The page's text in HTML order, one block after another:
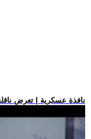
.. نافذة عسكرية | تعرض